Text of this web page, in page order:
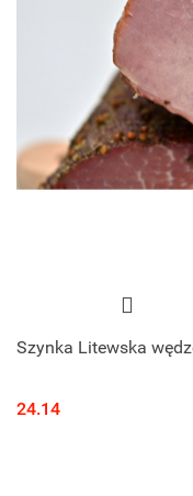
Szynka Litewska
24.14